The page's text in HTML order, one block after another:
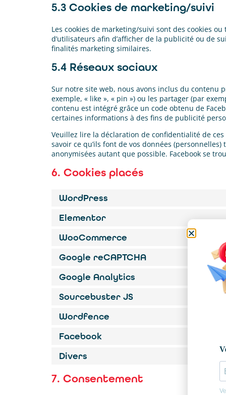
5.3 Cookies de marketing/suivi
Les cookies de marketing/suivi sont des cookies
d’utilisateurs afin d’afficher de la publicité ou de
finalités marketing similaires.
5.4 Réseaux sociaux
Sur notre site web, nous avons inclus du contenu
exemple, « like », « pin ») ou les partager (par
contenu est intégré grâce un code obtenu de
certaines informations à des fins de publicité
Veuillez lire la déclaration de confidentialité de
savoir ce qu’ils font de vos données
anonymisées autant que possible. Facebook se
6. Cookies placés
WordPress
Elementor
WooCommerce
Google reCAPTCHA
Google Analytics
Sourcebuster JS
Wordfence
Facebook
Divers
7. Consentement